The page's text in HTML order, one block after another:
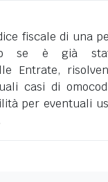
fiscale di una
se è già
Entrate,
casi di
per eventuali